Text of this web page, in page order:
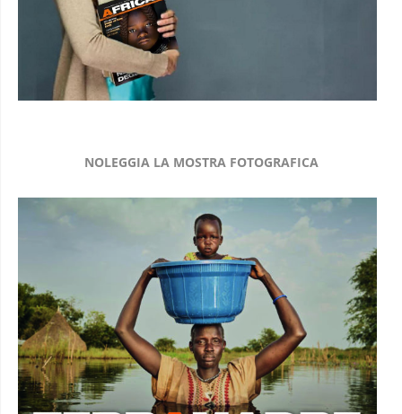
NOLEGGIA LA MOSTRA FOTOGRAFICA